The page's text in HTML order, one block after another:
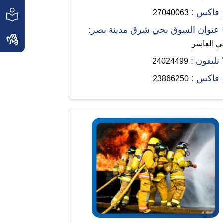
فاكس : 27040063
عنوان السوق بحي شرق مدينة نصر:
العاشر
تليفون : 24024499
فاكس : 23866250